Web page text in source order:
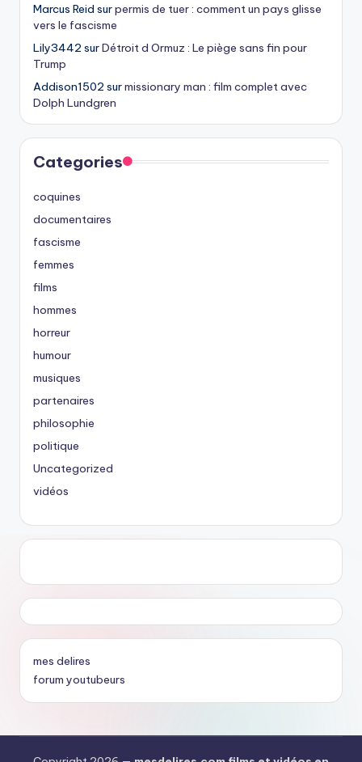
Marcus Reid surpermis de tuer : comment un pays glisse
vers le fascisme
Lily3442 surDétroit d Ormuz : Le piège sans fin pour
Trump
Addison1502 surmissionary man : film complet avec
Dolph Lundgren
Categories
coquines
documentaires
fascisme
femmes
films
hommes
horreur
humour
musiques
partenaires
philosophie
politique
Uncategorized
vidéos
mes delires
forum youtubeurs